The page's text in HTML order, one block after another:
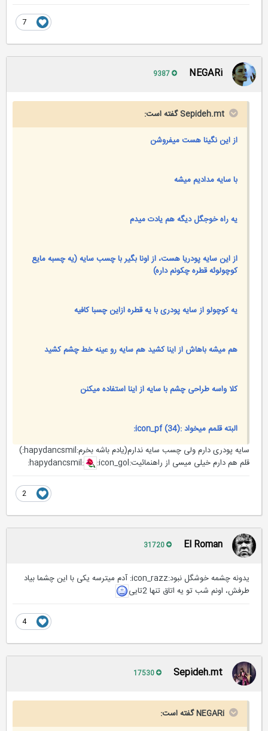
NEGARi
Sepideh.mt گفته است:
از این نگینا هست میفروشن
با سایه مدادیم میشه
یه راه خوجگل دیگه هم یادت میدم
از این سایه پودریا هست، از اونا بگیر با چسب سایه (یه چسبه مایع
کوچولوئه قطره چکونم داره)
یه کوچولو از سایه پودری با یه قطره ازاین چسبا کافیه
هم میشه باهاش از اینا کشید هم سایه رو عینه خط چشم کشید
کلا واسه طراحی چشم با سایه از اینا استفاده میکنن
البته قلمم میخواد :icon_pf (34):
سایه پودری دارم ولی‌ چسب سایه ندارم(یادم باشه بخرم:hapydancsmil:)
قلم هم دارم خیلی‌ میسی از راهنمائیت:hapydancsmil::icon_gol:
El Roman
یدونه چشمه خوشگل نبود:icon_razz: آدم میترسه یکی با این چشما بیاد
طرفش، اونم شب تو یه اتاق تنها 2تایی
Sepideh.mt
NEGARi گفته است: